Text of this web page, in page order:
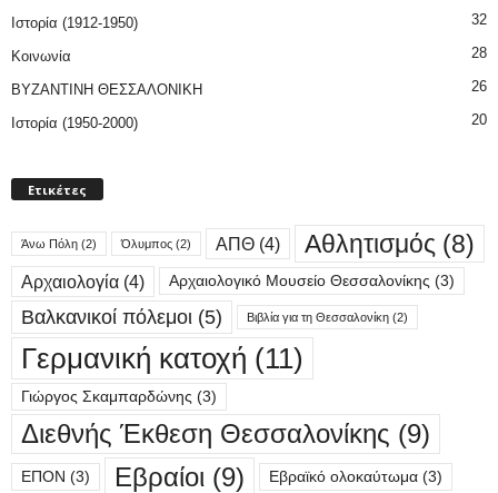
Ιστορία (1912-1950) 32
Κοινωνία 28
ΒΥΖΑΝΤΙΝΗ ΘΕΣΣΑΛΟΝΙΚΗ 26
Ιστορία (1950-2000) 20
Ετικέτες
Άνω Πόλη (2) Όλυμπος (2) ΑΠΘ (4) Αθλητισμός (8)
Αρχαιολογία (4) Αρχαιολογικό Μουσείο Θεσσαλονίκης (3)
Βαλκανικοί πόλεμοι (5) Βιβλία για τη Θεσσαλονίκη (2)
Γερμανική κατοχή (11)
Γιώργος Σκαμπαρδώνης (3)
Διεθνής Έκθεση Θεσσαλονίκης (9)
ΕΠΟΝ (3) Εβραίοι (9) Εβραϊκό ολοκαύτωμα (3)